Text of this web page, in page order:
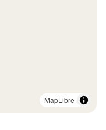
MapLibre